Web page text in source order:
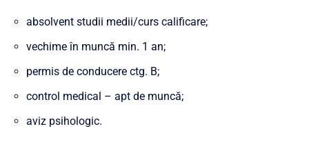
absolvent studii medii/curs calificare;
vechime în muncă min. 1 an;
permis de conducere ctg. B;
control medical – apt de muncă;
aviz psihologic.